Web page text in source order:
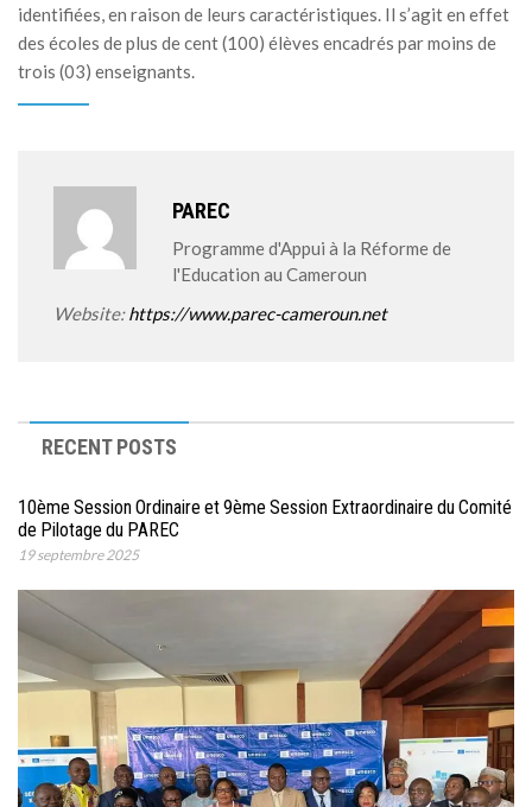
identifiées, en raison de leurs caractéristiques. Il s’agit en effet
des écoles de plus de cent (100) élèves encadrés par moins de
trois (03) enseignants.
PAREC
Programme d'Appui à la Réforme de
l'Education au Cameroun
Website:https://www.parec-cameroun.net
RECENT POSTS
10ème Session Ordinaire et 9ème Session Extraordinaire du Comité
de Pilotage du PAREC
19 septembre 2025